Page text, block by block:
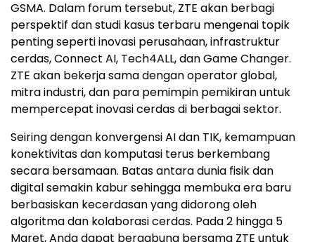
GSMA. Dalam forum tersebut, ZTE akan berbagi
perspektif dan studi kasus terbaru mengenai topik
penting seperti inovasi perusahaan, infrastruktur
cerdas, Connect AI, Tech4ALL, dan Game Changer.
ZTE akan bekerja sama dengan operator global,
mitra industri, dan para pemimpin pemikiran untuk
mempercepat inovasi cerdas di berbagai sektor.
Seiring dengan konvergensi AI dan TIK, kemampuan
konektivitas dan komputasi terus berkembang
secara bersamaan. Batas antara dunia fisik dan
digital semakin kabur sehingga membuka era baru
berbasiskan kecerdasan yang didorong oleh
algoritma dan kolaborasi cerdas. Pada 2 hingga 5
Maret, Anda dapat bergabung bersama ZTE untuk